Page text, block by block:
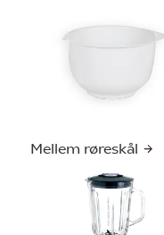
Mellem røreskål